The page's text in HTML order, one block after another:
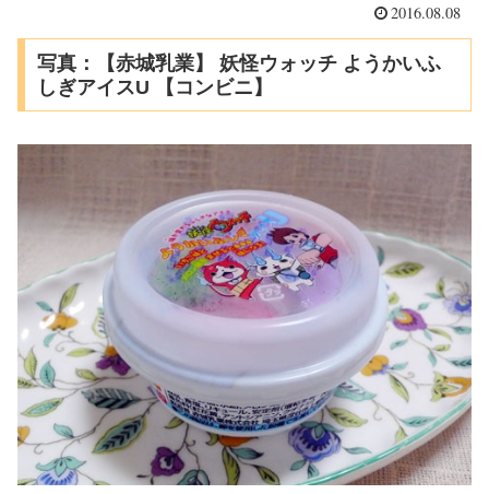
2016.08.08
写真：【赤城乳業】 妖怪ウォッチ ようかいふ
しぎアイスU 【コンビニ】